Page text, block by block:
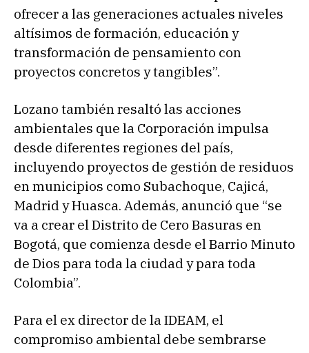
ofrecer a las generaciones actuales niveles
altísimos de formación, educación y
transformación de pensamiento con
proyectos concretos y tangibles”.
Lozano también resaltó las acciones
ambientales que la Corporación impulsa
desde diferentes regiones del país,
incluyendo proyectos de gestión de residuos
en municipios como Subachoque, Cajicá,
Madrid y Huasca. Además, anunció que “se
va a crear el Distrito de Cero Basuras en
Bogotá, que comienza desde el Barrio Minuto
de Dios para toda la ciudad y para toda
Colombia”.
Para el ex director de la IDEAM, el
compromiso ambiental debe sembrarse